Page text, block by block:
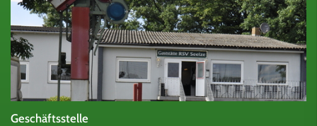
Geschäftsstelle